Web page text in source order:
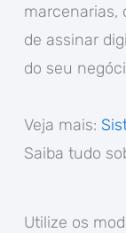
marcenarias,
de assinar
do seu
Veja mais:
Saiba tudo
Utilize os